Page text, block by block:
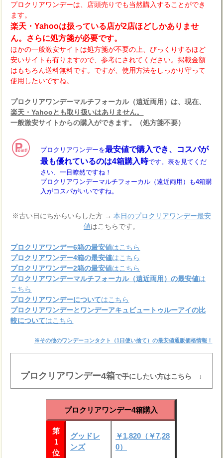
プロクリアワンデーは、店頭売りでも当然購入することができ
ます。
楽天・Yahooは扱っている店が2店ほどしかありませ
ん。さらに処方箋が必要です。
ほかの一般激安サイトは処方箋が不要の上、びっくりするほど
安いサイトも有りますので、参考にされてください。掲載金額
はもちろん送料無料です。ですが、使用方法をしっかり守って
使用したいですね。
プロクリアワンデーマルチフォーカル（遠近両用）は、現在、
楽天・Yahooとも取り扱いはありません。
一般激安サイトからの購入ができます。（処方箋不要）
プロクリアワンデーを最安値で購入でき、コスパが
最も優れているのは4箱購入時です。表を見てくだ
さい、一目瞭然ですね！
プロクリアワンデーマルチフォーカル（遠近両用）も4箱購
入がコスパがいいですね。
※古い日にちからいらした方 → 本日のプロクリアワンデー最安
値はこちらです。
プロクリアワンデー6箱の最安値はこちら
プロクリアワンデー4箱の最安値はこちら
プロクリアワンデー2箱の最安値はこちら
プロクリアワンデーマルチフォーカル（遠近両用）の最安値は
こちら
プロクリアワンデーについてはこちら
プロクリアワンデーとワンデーアキュビュートゥルーアイの比
較についてはこちら
※その他のワンデーコンタクト（1日使い捨て）の最安値通販価格情報！
プロクリアワンデー4箱で手にしたい方はこちら ↓
プロクリアワンデー4箱購入
第
1
位
グッドレ
ンズ
￥1,820（￥7,28
0）